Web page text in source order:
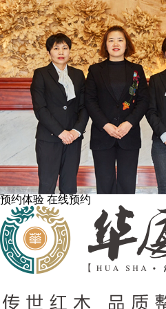
预约体验 在线预约